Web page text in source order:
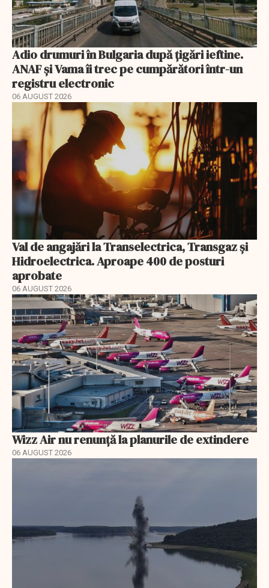
Adio drumuri în Bulgaria după țigări ieftine.
ANAF și Vama îi trec pe cumpărători într-un
registru electronic
06 AUGUST 2026
Val de angajări la Transelectrica, Transgaz și
Hidroelectrica. Aproape 400 de posturi
aprobate
06 AUGUST 2026
Wizz Air nu renunță la planurile de extindere
06 AUGUST 2026